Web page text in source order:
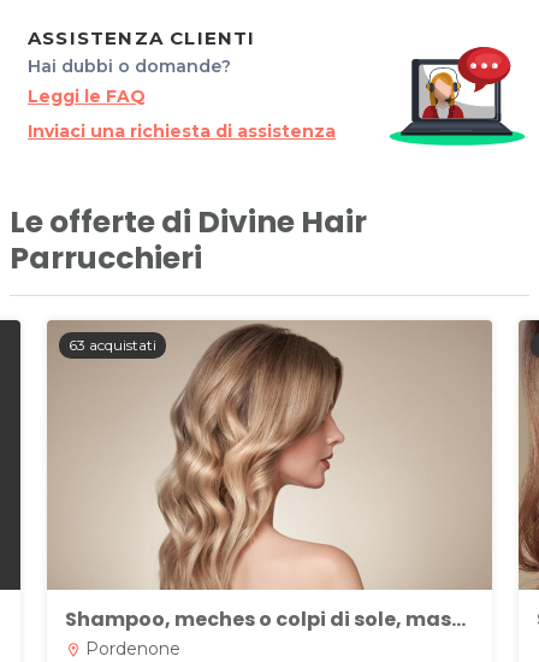
Per ulteriori informazioni sull'offerta o sulle modalità di
acquisto scrivi aposta@espevia.it
ASSISTENZA CLIENTI
Hai dubbi o domande?
Leggi le FAQ
Inviaci una richiesta di assistenza
Le offerte di Divine Hair
Parrucchieri
63 acquistati
Shampoo, meches o colpi di sole, maschera e piega
location_on Pordenone